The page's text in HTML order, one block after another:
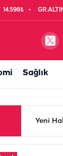
14.598₺
Sağlık
Yeni